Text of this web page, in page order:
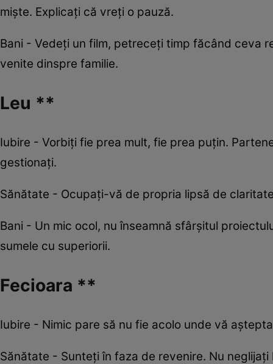
miște. Explicați că vreți o pauză.
Bani - Vedeți un film, petreceți timp făcând ceva
venite dinspre familie.
Leu **
Iubire - Vorbiți fie prea mult, fie prea puțin.
gestionați.
Sănătate - Ocupați-vă de propria lipsă de
Bani - Un mic ocol, nu înseamnă sfârșitul
sumele cu superiorii.
Fecioara **
Iubire - Nimic pare să nu fie acolo unde vă
Sănătate - Sunteți în faza de revenire. Nu